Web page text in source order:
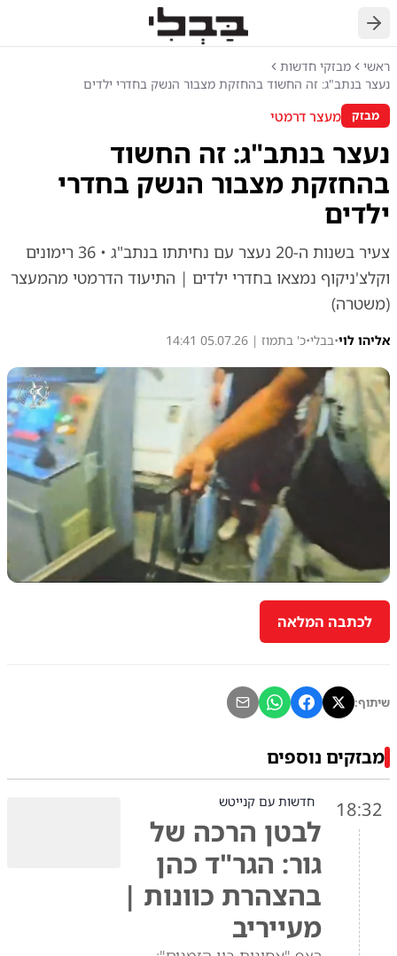
חזרה
ראשי
מבזקי חדשות
נעצר בנתב"ג: זה החשוד בהחזקת מצבור הנשק בחדרי ילדים
מבזק מעצר דרמטי
נעצר בנתב"ג: זה החשוד
בהחזקת מצבור הנשק בחדרי
ילדים
צעיר בשנות ה-20 נעצר עם נחיתתו בנתב"ג • 36 רימונים
וקלצ'ניקוף נמצאו בחדרי ילדים | התיעוד הדרמטי מהמעצר
(משטרה)
אליהו לוי•בבלי•כ' בתמוז | 05.07.26 14:41
לכתבה המלאה
שיתוף:
מבזקים נוספים
18:32 חדשות עם קנייטש
לבטן הרכה של
גור: הגר"ד כהן
בהצהרת כוונות |
מעייריב